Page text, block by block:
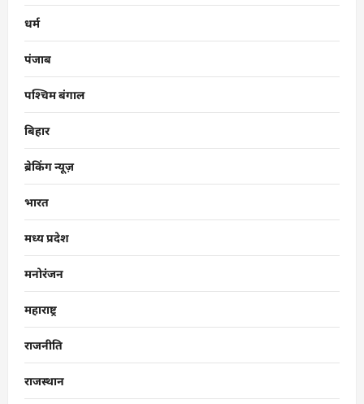
धर्म
पंजाब
पश्चिम बंगाल
बिहार
ब्रेकिंग न्यूज़
भारत
मध्य प्रदेश
मनोरंजन
महाराष्ट्र
राजनीति
राजस्थान